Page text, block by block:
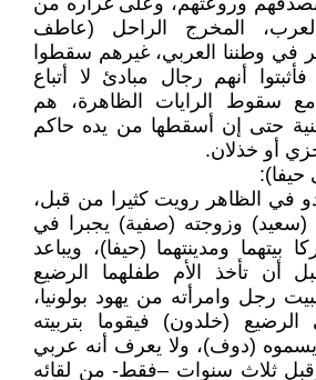
العرب، المخرج الراحل (عاطف
في وطننا العربي، غيرهم سقطوا
أنهم رجال مبادئ لا أتباع
سقوط الرايات الظاهرة، هم
حتى إن أسقطها من يده حاكم
أو خذلان.
حيفا):
في الظاهر رويت كثيرا من قبل،
(سعيد) وزوجته (صفية) يجبرا في
بيتهما ومدينتهما (حيفا)، ويباعد
أن تأخذ الأم طفلهما الرضيع
رجل وامرأته من يهود بولونيا،
الرضيع (خلدون) فيقوما بتربيته
(دوف)، ولا يعرف أنه عربي
ثلاث سنوات –فقط- من لقائه